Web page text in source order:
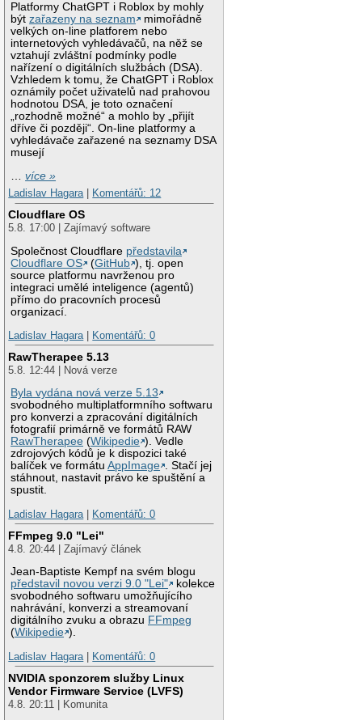
Platformy ChatGPT i Roblox by mohly
býtzařazeny na seznam
mimořádně
velkých on-line platforem nebo
internetových vyhledávačů, na něž se
vztahují zvláštní podmínky podle
nařízení o digitálních službách (DSA).
Vzhledem k tomu, že ChatGPT i Roblox
oznámily počet uživatelů nad prahovou
hodnotou DSA, je toto označení
„rozhodně možné“ a mohlo by „přijít
dříve či později“. On-line platformy a
vyhledávače zařazené na seznamy DSA
musejí
…více »
Ladislav Hagara| Komentářů: 12
Cloudflare OS
5.8. 17:00 | Zajímavý software
Společnost Cloudflare představila
Cloudflare OS
(GitHub ), tj. open
source platformu navrženou pro
integraci umělé inteligence (agentů)
přímo do pracovních procesů
organizací.
Ladislav Hagara| Komentářů: 0
RawTherapee 5.13
5.8. 12:44 | Nová verze
Byla vydána nová verze 5.13
svobodného multiplatformního softwaru
pro konverzi a zpracování digitálních
fotografií primárně ve formátů RAW
RawTherapee (Wikipedie ). Vedle
zdrojových kódů je k dispozici také
balíček ve formátuAppImage . Stačí jej
stáhnout, nastavit právo ke spuštění a
spustit.
Ladislav Hagara| Komentářů: 0
FFmpeg 9.0 "Lei"
4.8. 20:44 | Zajímavý článek
Jean-Baptiste Kempf na svém blogu
představil novou verzi 9.0 "Lei"
kolekce
svobodného softwaru umožňujícího
nahrávání, konverzi a streamovaní
digitálního zvuku a obrazu FFmpeg
(Wikipedie ).
Ladislav Hagara| Komentářů: 0
NVIDIA sponzorem služby Linux
Vendor Firmware Service (LVFS)
4.8. 20:11 | Komunita